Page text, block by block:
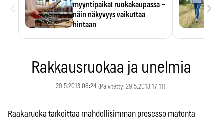
myyntipaikat ruokakaupassa –
näin näkyvyys vaikuttaa
hintaan
›
Rakkausruokaa ja unelmia
29.5.2013 06:24 (Päivitetty: 29.5.2013 17:11)
Raakaruoka tarkoittaa mahdollisimman prosessoimatonta